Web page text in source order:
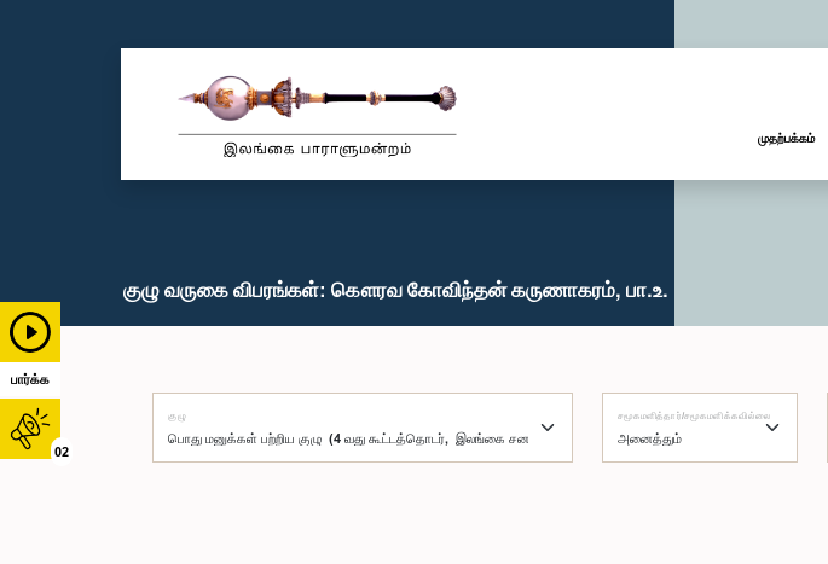
பார்க்க
02
முதற்பக்கம்
குழு வருகை விபரங்கள்: கௌரவ கோவிந்தன் கருணாகரம், பா.உ.
குழு சமூகமளித்தார்/சமூகமளிக்கவில்லை